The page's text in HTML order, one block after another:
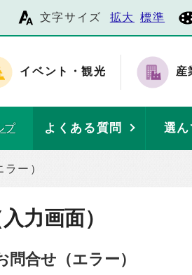
文字サイズ 拡大 標準
イベント・観光 産
プ よくある質問 選
ー）
力画面）
問合せ（エラー）